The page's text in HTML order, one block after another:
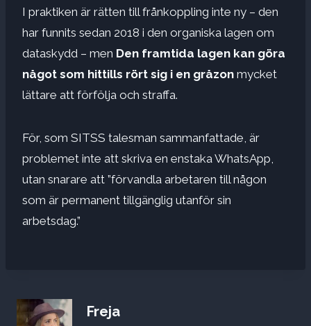
I praktiken är rätten till frånkoppling inte ny – den
har funnits sedan 2018 i den organiska lagen om
dataskydd – men Den framtida lagen kan göra
något som hittills rört sig i en gråzon mycket
lättare att förfölja och straffa.
För, som SITSS talesman sammanfattade, är
problemet inte att skriva en enstaka WhatsApp,
utan snarare att ”förvandla arbetaren till någon
som är permanent tillgänglig utanför sin
arbetsdag.”
Freja